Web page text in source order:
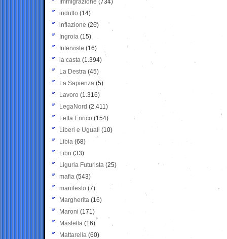
Immigrazione (734)
indulto (14)
inflazione (26)
Ingroia (15)
Interviste (16)
la casta (1.394)
La Destra (45)
La Sapienza (5)
Lavoro (1.316)
LegaNord (2.411)
Letta Enrico (154)
Liberi e Uguali (10)
Libia (68)
Libri (33)
Liguria Futurista (25)
mafia (543)
manifesto (7)
Margherita (16)
Maroni (171)
Mastella (16)
Mattarella (60)